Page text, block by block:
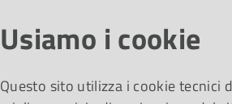
Consigli di lettura
Biblioteca
Usiamo i cookie
Questo sito utilizza i cookie tecnici